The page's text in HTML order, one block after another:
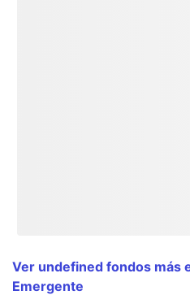
Ver undefined fondos más
Emergente